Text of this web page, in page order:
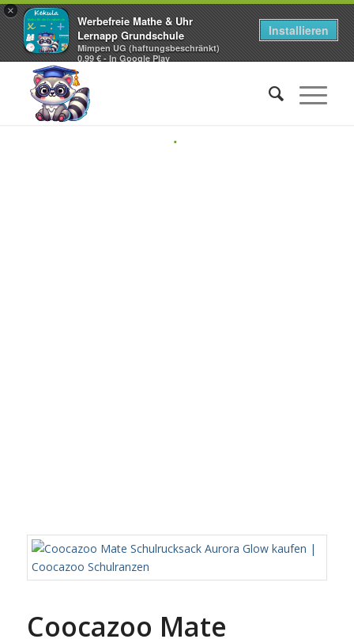
×
Werbefreie Mathe & Uhr
Lernapp Grundschule
Mimpen UG (haftungsbeschränkt)
0,99 € - In Google Play
Installieren
Coocazoo Mate